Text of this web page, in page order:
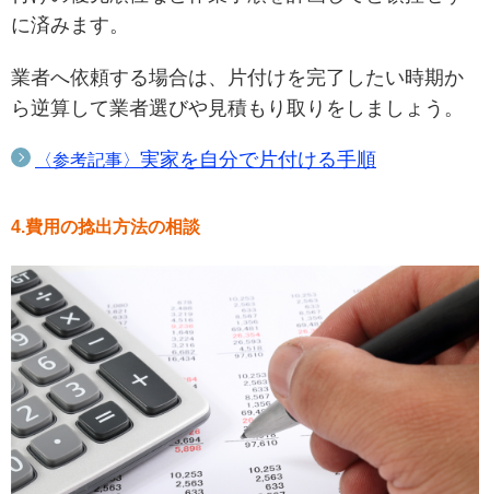
に済みます。
業者へ依頼する場合は、片付けを完了したい時期か
ら逆算して業者選びや見積もり取りをしましょう。
〈参考記事〉 実家を自分で片付ける手順
4.費用の捻出方法の相談